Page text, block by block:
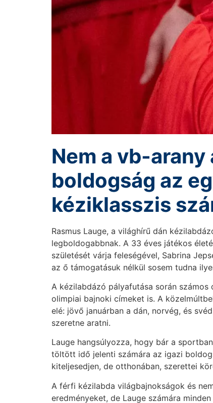
Nem a vb-
boldogság az
kéziklasszis
Rasmus Lauge, a világhírű dán
legboldogabbnak. A 33 éves játékos
születését várja feleségével, Sabrina
az ő támogatásuk nélkül sosem tudna
A kézilabdázó pályafutása során
olimpiai bajnoki címeket is. A
elé: jövő januárban a dán, norvég, és
szeretne aratni.
Lauge hangsúlyozza, hogy bár a
töltött idő jelenti számára az igazi
kiteljesedjen, de otthonában, szerettei
A férfi kézilabda világbajnokságok és
eredményeket, de Lauge számára